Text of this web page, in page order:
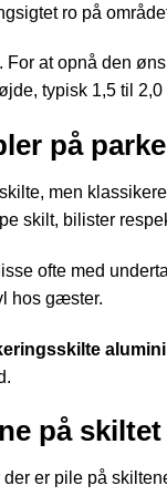
ro på
For at opnå den
typisk 1,5 til
på
men
skilt, bilister
ofte med
hos gæster.
på
er pile på